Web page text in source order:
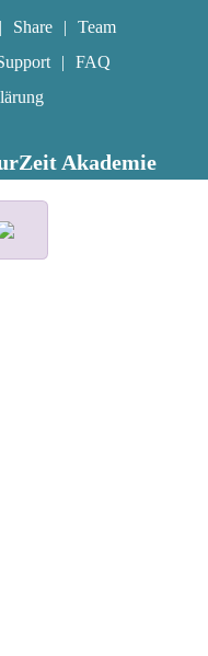
Share
Team
FAQ
Akademie